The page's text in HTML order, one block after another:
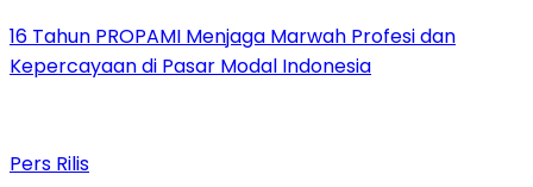
16 Tahun PROPAMI Menjaga Marwah Profesi dan
Kepercayaan di Pasar Modal Indonesia
Pers Rilis